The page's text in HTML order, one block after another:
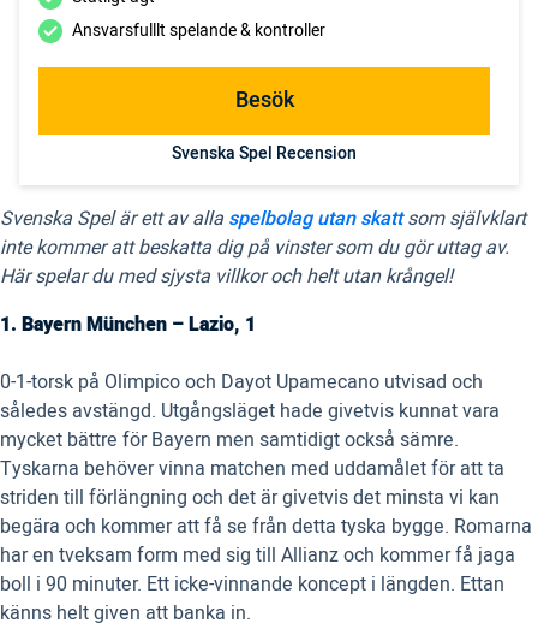
Ansvarsfulllt spelande & kontroller
Besök
Svenska Spel Recension
Svenska Spel är ett av alla spelbolag utan skattsom självklart
inte kommer att beskatta dig på vinster som du gör uttag av.
Här spelar du med sjysta villkor och helt utan krångel!
1. Bayern München – Lazio, 1
0-1-torsk på Olimpico och Dayot Upamecano utvisad och
således avstängd. Utgångsläget hade givetvis kunnat vara
mycket bättre för Bayern men samtidigt också sämre.
Tyskarna behöver vinna matchen med uddamålet för att ta
striden till förlängning och det är givetvis det minsta vi kan
begära och kommer att få se från detta tyska bygge. Romarna
har en tveksam form med sig till Allianz och kommer få jaga
boll i 90 minuter. Ett icke-vinnande koncept i längden. Ettan
känns helt given att banka in.